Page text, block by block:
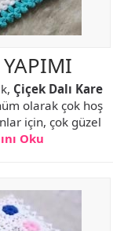
Çiçek Dalı Kare
olarak çok hoş
için, çok güzel
Oku